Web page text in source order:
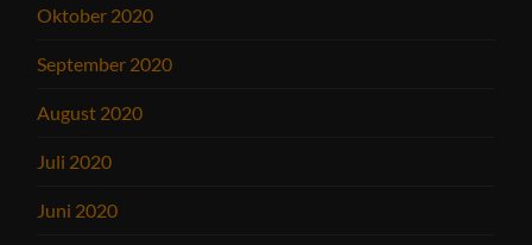
Oktober 2020
September 2020
August 2020
Juli 2020
Juni 2020